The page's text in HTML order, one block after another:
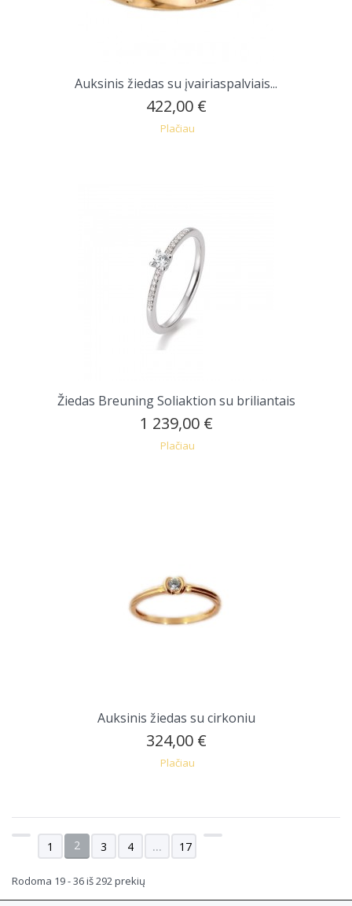
Auksinis žiedas su įvairiaspalviais...
422,00 €
Plačiau
Žiedas Breuning Soliaktion su briliantais
1 239,00 €
Plačiau
Auksinis žiedas su cirkoniu
324,00 €
Plačiau
1 2 3 4 ... 17
Rodoma 19 - 36 iš 292 prekių